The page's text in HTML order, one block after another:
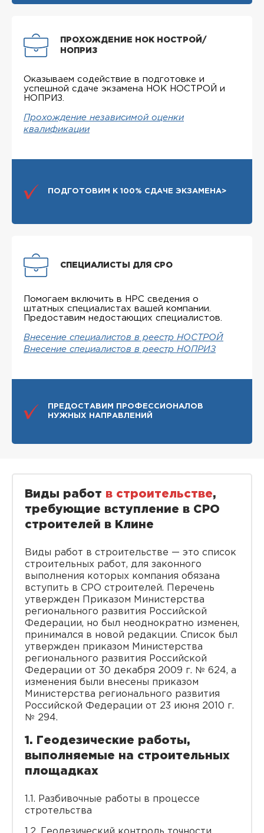
ПРОХОЖДЕНИЕ НОК НОСТРОЙ/
НОПРИЗ
Оказываем содействие в подготовке и
успешной сдаче экзамена НОК НОСТРОЙ и
НОПРИЗ.
Прохождение независимой оценки
квалификации
ПОДГОТОВИМ К 100% СДАЧЕ ЭКЗАМЕНА>
СПЕЦИАЛИСТЫ ДЛЯ СРО
Помогаем включить в НРС сведения о
штатных специалистах вашей компании.
Предоставим недостающих специалистов.
Внесение специалистов в реестр НОСТРОЙ
Внесение специалистов в реестр НОПРИЗ
ПРЕДОСТАВИМ ПРОФЕССИОНАЛОВ
НУЖНЫХ НАПРАВЛЕНИЙ
Виды работ в строительстве,
требующие вступление в СРО
строителей в Клине
Виды работ в строительстве — это список
строительных работ, для законного
выполнения которых компания обязана
вступить в СРО строителей. Перечень
утвержден Приказом Министерства
регионального развития Российской
Федерации, но был неоднократно изменен,
принимался в новой редакции. Список был
утвержден приказом Министерства
регионального развития Российской
Федерации от 30 декабря 2009 г. № 624, а
изменения были внесены приказом
Министерства регионального развития
Российской Федерации от 23 июня 2010 г.
№ 294.
1. Геодезические работы,
выполняемые на строительных
площадках
1.1. Разбивочные работы в процессе
стротельства